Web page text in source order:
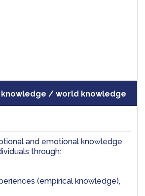
/ world knowledge
and emotional knowledge
through:
(empirical knowledge),